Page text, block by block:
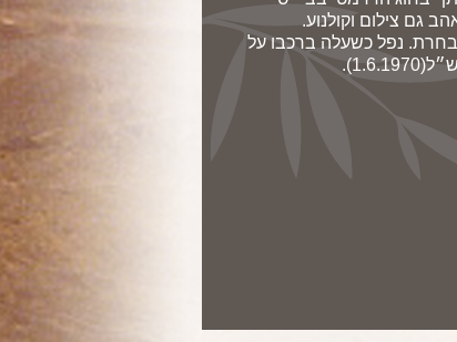
גם צילום וקולנוע.
מובחרת. נפל כשעלה ברכבו על